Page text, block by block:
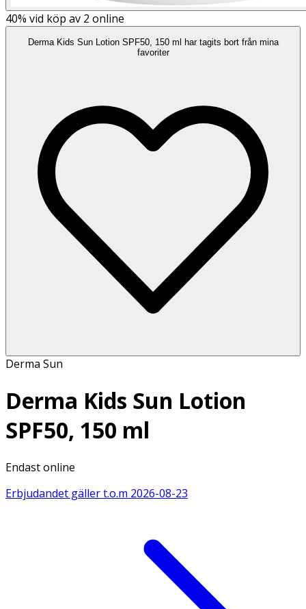
40% vid köp av 2 online
Derma Kids Sun Lotion SPF50, 150 ml har tagits bort från mina
favoriter
Derma Sun
Derma Kids Sun Lotion
SPF50, 150 ml
Endast online
Erbjudandet gäller t.o.m 2026-08-23